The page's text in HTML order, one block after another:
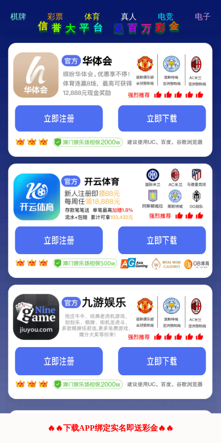
hello 宝贝
Hey Guys!
我们即将上线啦...
我们的网站正在建设.
它将是非常棒的网站.
联系我们!